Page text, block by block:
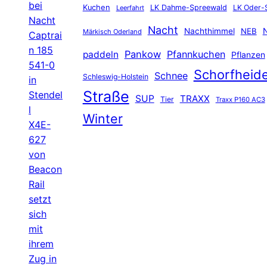
bei
Nacht
Captrai
n 185
541-0
in
Stendel
l
X4E-
627
von
Beacon
Rail
setzt
sich
mit
ihrem
Zug in
Kuchen Leerfahrt LK Dahme-Spreewald LK Oder-
Märkisch Oderland Nacht Nachthimmel NEB
paddeln Pankow Pfannkuchen Pflanzen
Schleswig-Holstein Schnee
Straße SUP Tier TRAXX Traxx P160 AC3
Winter